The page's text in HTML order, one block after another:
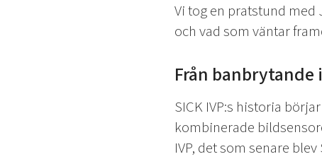
Vi tog en pratstund
och vad som väntar
Från
SICK IVP:s historia
kombinerade
IVP, det som senare blev